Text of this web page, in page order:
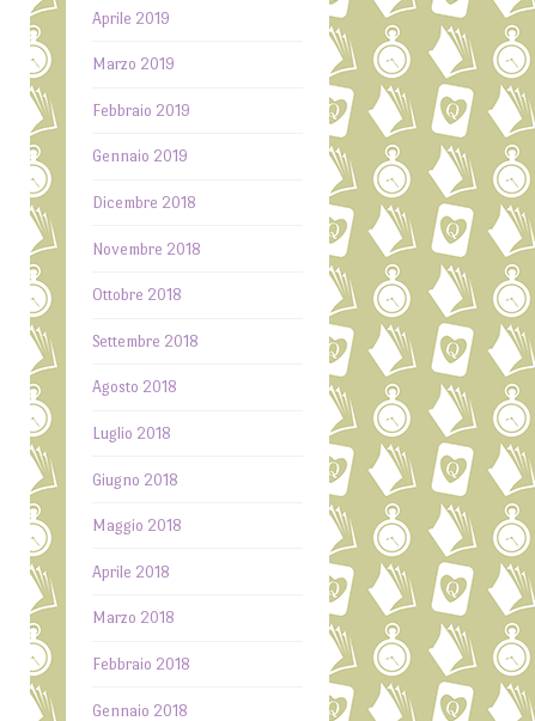
Aprile 2019
Marzo 2019
Febbraio 2019
Gennaio 2019
Dicembre 2018
Novembre 2018
Ottobre 2018
Settembre 2018
Agosto 2018
Luglio 2018
Giugno 2018
Maggio 2018
Aprile 2018
Marzo 2018
Febbraio 2018
Gennaio 2018